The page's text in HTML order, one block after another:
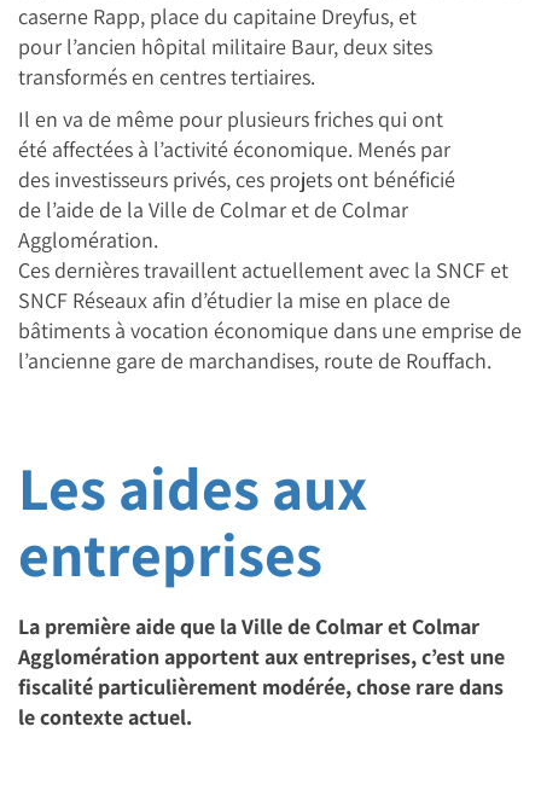
caserne Rapp, place du capitaine Dreyfus, et
pour l’ancien hôpital militaire Baur, deux sites
transformés en centres tertiaires.
Il en va de même pour plusieurs friches qui ont
été affectées à l’activité économique. Menés par
des investisseurs privés, ces projets ont bénéficié
de l’aide de la Ville de Colmar et de Colmar
Agglomération.
Ces dernières travaillent actuellement avec la SNCF et
SNCF Réseaux afin d’étudier la mise en place de
bâtiments à vocation économique dans une emprise de
l’ancienne gare de marchandises, route de Rouffach.
Les aides aux
entreprises
La première aide que la Ville de Colmar et Colmar
Agglomération apportent aux entreprises, c’est une
fiscalité particulièrement modérée, chose rare dans
le contexte actuel.